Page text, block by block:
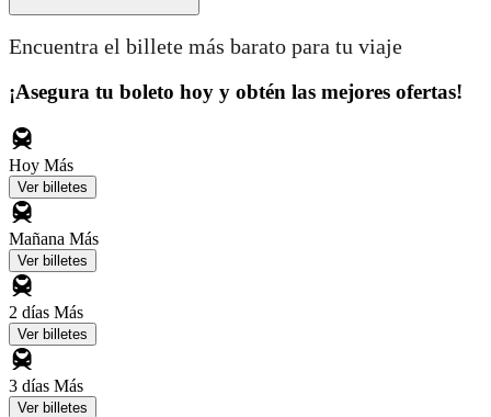
Encuentra el billete más barato para tu viaje
¡Asegura tu boleto hoy y obtén las mejores ofertas!
Hoy Más
Ver billetes
Mañana Más
Ver billetes
2 días Más
Ver billetes
3 días Más
Ver billetes